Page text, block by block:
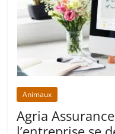
Animaux
Agria